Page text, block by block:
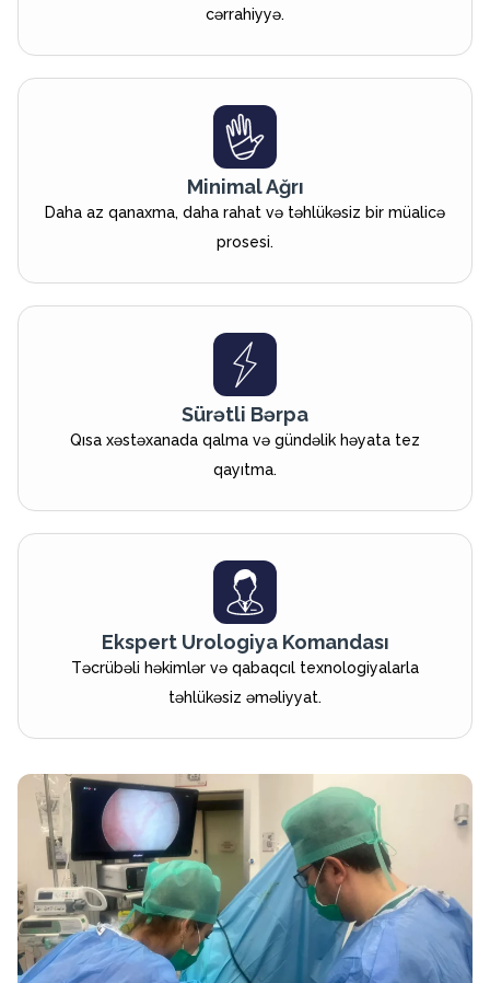
cərrahiyyə.
Minimal Ağrı
Daha az qanaxma, daha rahat və təhlükəsiz bir müalicə
prosesi.
Sürətli Bərpa
Qısa xəstəxanada qalma və gündəlik həyata tez
qayıtma.
Ekspert Urologiya Komandası
Təcrübəli həkimlər və qabaqcıl texnologiyalarla
təhlükəsiz əməliyyat.